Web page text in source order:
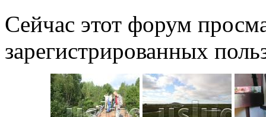
Сейчас этот форум
зарегистрированных